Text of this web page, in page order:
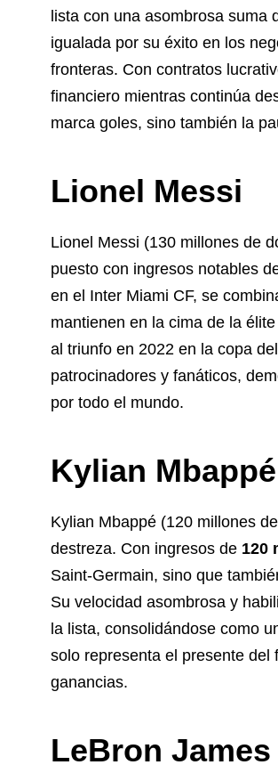
lista con una asombrosa suma
igualada por su éxito en los
fronteras. Con contratos
financiero mientras continúa
marca goles, sino también la
Lionel Messi
Lionel Messi (130 millones de
puesto con ingresos notables
en el Inter Miami CF, se
mantienen en la cima de la
al triunfo en 2022 en la copa
patrocinadores y fanáticos,
por todo el mundo.
Kylian Mbappé
Kylian Mbappé (120 millones
destreza. Con ingresos de 120
Saint-Germain, sino que
Su velocidad asombrosa y
la lista, consolidándose como
solo representa el presente
ganancias.
LeBron James